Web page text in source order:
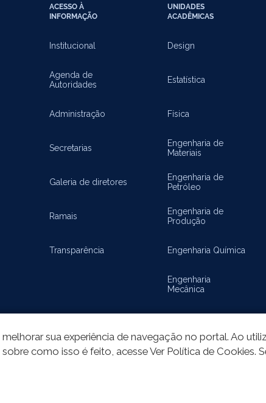
ACESSO À
INFORMAÇÃO
Institucional
Agenda de
Autoridades
Administração
Secretarias
Galeria de diretores
Ramais
Transparência
UNIDADES
ACADÊMICAS
Design
Estatística
Física
Engenharia de
Materiais
Engenharia de
Petróleo
Engenharia de
Produção
Engenharia Química
Engenharia
Mecânica
sua experiência de navegação no portal. Ao
como isso é feito, acesse Ver Política de Cookies.